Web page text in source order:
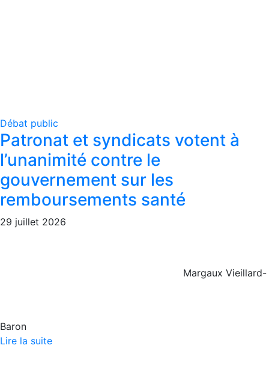
Débat public
Patronat et syndicats votent à
l’unanimité contre le
gouvernement sur les
remboursements santé
29 juillet 2026
Margaux Vieillard-
Baron
Lire la suite